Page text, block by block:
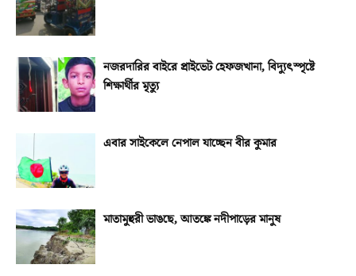
নজরদারির বাইরে প্রাইভেট হেফজখানা, বিদ্যুৎস্পৃষ্টে
শিক্ষার্থীর মৃত্যু
এবার সাইকেলে নেপাল যাচ্ছেন বীর কুমার
মাতামুহুরী ভাঙছে, আতঙ্কে নদীপাড়ের মানুষ